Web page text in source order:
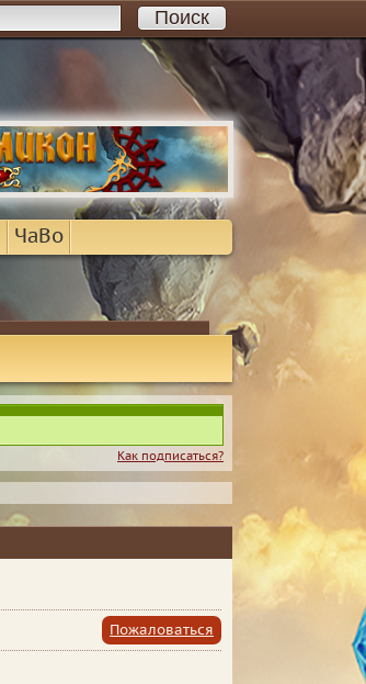
ЧаВо
Как подписаться?
Пожаловаться